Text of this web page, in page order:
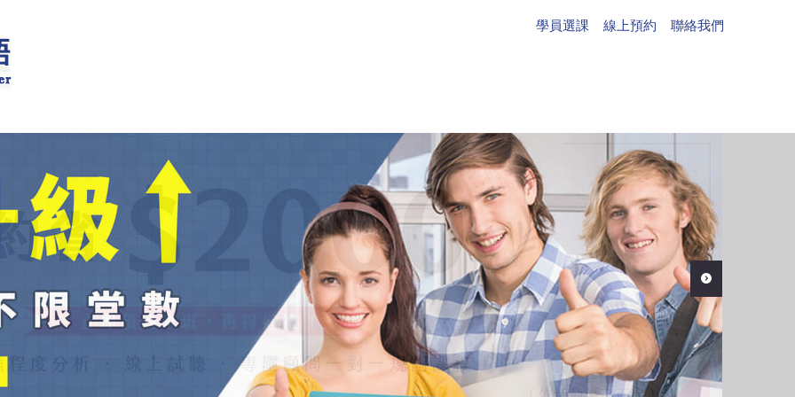
學員選課 線上預約 聯絡我們
)